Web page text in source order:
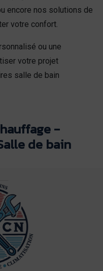
encore nos solutions de
votre confort.
ou une
votre projet
salle de bain
-
de bain